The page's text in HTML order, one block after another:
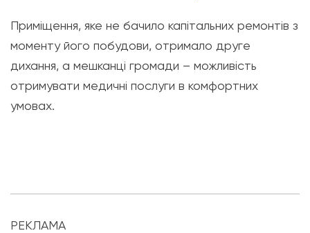
Приміщення, яке не бачило капітальних ремонтів з
моменту його побудови, отримало друге
дихання, а мешканці громади – можливість
отримувати медичні послуги в комфортних
умовах.
РЕКЛАМА